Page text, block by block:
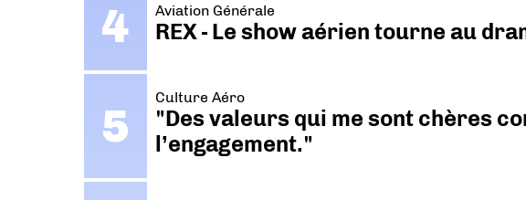
Aviation Générale
REX - Le show aérien tourne au
Culture Aéro
"Des valeurs qui me sont chères
l’engagement."